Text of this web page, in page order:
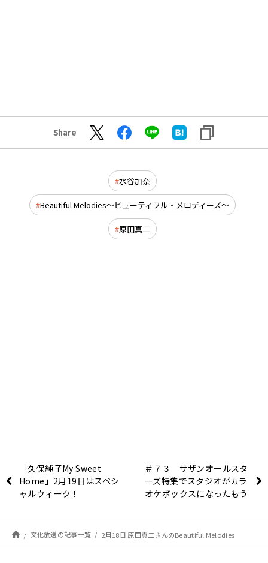
Share
水谷加奈
Beautiful Melodies～ビューティフル・メロディーズ～
原田真二
「久保純子My Sweet
Home」2月19日はスペシ
ャルウィーク！
＃７３ サザンオールスタ
ーズ特集でスタジオがカラ
オケボックスになったもう
文化放送の記事一覧 2月18日 原田真二さんのBeautiful Melodies